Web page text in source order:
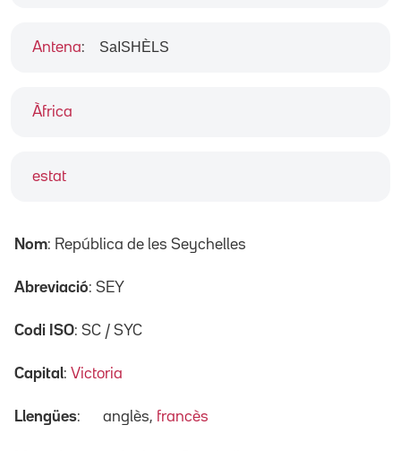
Àfrica
estat
Antena: SaISHÈLS
Nom: República de les Seychelles
Abreviació: SEY
Codi ISO: SC / SYC
Capital: Victoria
Llengües: anglès, francès